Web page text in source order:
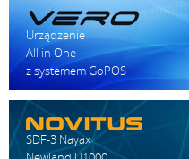
ładowania akumulatora poza
Szerokość/wysokość/
Waga: 0,65 kg
Urządzenie
All in One
z systemem GoPOS
SDF-3 Nayax